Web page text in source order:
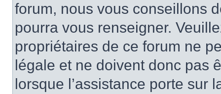
forum, nous vous conseillons
pourra vous renseigner.
propriétaires de ce forum ne
légale et ne doivent donc pas
lorsque l’assistance porte sur